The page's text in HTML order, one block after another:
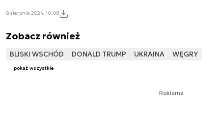
8 sierpnia 2024, 10:08
Zobacz również
BLISKI WSCHÓD DONALD TRUMP UKRAINA WĘGRY
pokaż wszystkie
Reklama